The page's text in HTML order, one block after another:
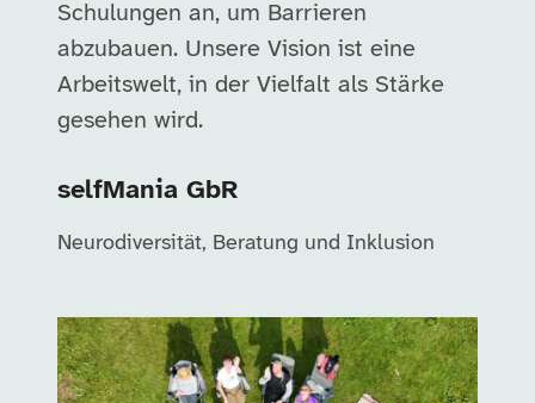
Schulungen an, um Barrieren
abzubauen. Unsere Vision ist eine
Arbeitswelt, in der Vielfalt als Stärke
gesehen wird.
selfMania GbR
Neurodiversität, Beratung und Inklusion